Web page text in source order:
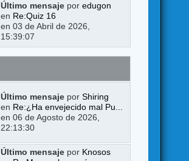
Último mensajepor edugon
en Re:Quiz 16
en 03 de Abril de 2026,
15:39:07
Último mensajepor Shiring
en Re:¿Ha envejecido mal Pu...
en 06 de Agosto de 2026,
22:13:30
Último mensajepor Knosos